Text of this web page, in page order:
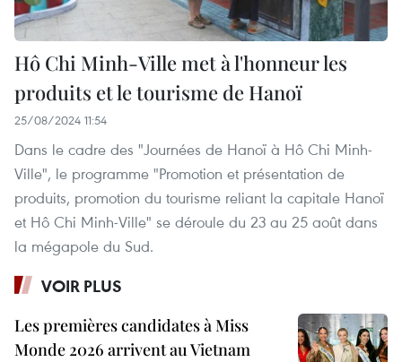
Hô Chi Minh-Ville met à l'honneur les
produits et le tourisme de Hanoï
25/08/2024 11:54
Dans le cadre des "Journées de Hanoï à Hô Chi Minh-
Ville", le programme "Promotion et présentation de
produits, promotion du tourisme reliant la capitale Hanoï
et Hô Chi Minh-Ville" se déroule du 23 au 25 août dans
la mégapole du Sud.
VOIR PLUS
Les premières candidates à Miss
Monde 2026 arrivent au Vietnam